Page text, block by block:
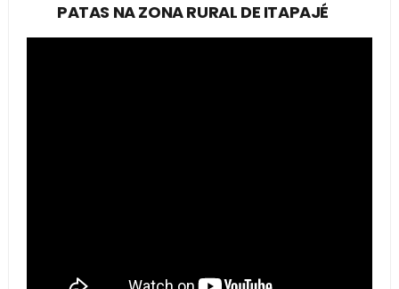
PATAS NA ZONA RURAL DE ITAPAJÉ